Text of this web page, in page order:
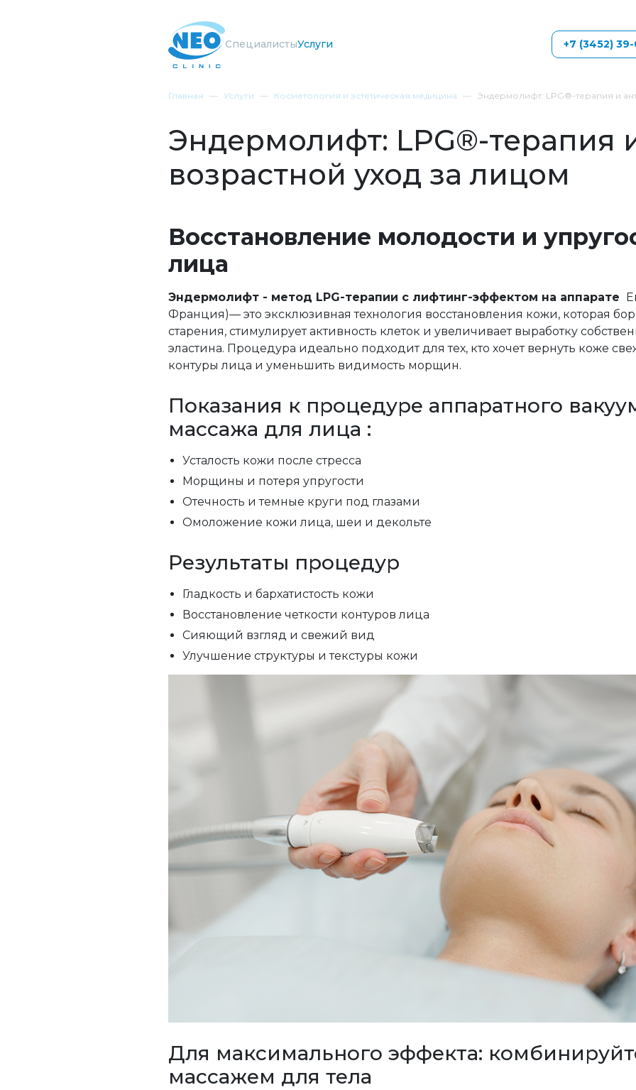
СпециалистыУслуги +7 (3452)
Главная Услуги Косметология и эстетическая медицина Эндермолифт: LPG®-терапия и
Эндермолифт: LPG®-терапия
возрастной уход за лицом
Восстановление молодости и
лица
Эндермолифт - метод LPG-терапии с лифтинг-эффектом на аппарате
Франция)— это эксклюзивная технология восстановления кожи, которая
старения, стимулирует активность клеток и увеличивает выработку
эластина. Процедура идеально подходит для тех, кто хочет вернуть коже
контуры лица и уменьшить видимость морщин.
Показания к процедуре аппаратного
массажа для лица :
Усталость кожи после стресса
Морщины и потеря упругости
Отечность и темные круги под глазами
Омоложение кожи лица, шеи и декольте
Результаты процедур
Гладкость и бархатистость кожи
Восстановление четкости контуров лица
Сияющий взгляд и свежий вид
Улучшение структуры и текстуры кожи
Для максимального эффекта:
массажем для тела